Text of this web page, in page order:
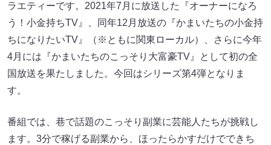
ラエティーです。2021年7月に放送した『オーナーになろ
う！小金持ちTV』、同年12月放送の『かまいたちの小金持
ちになりたいTV』（※ともに関東ローカル）、さらに今年
4月には『かまいたちのこっそり大富豪TV』として初の全
国放送を果たしました。今回はシリーズ第4弾となりま
す。
番組では、巷で話題のこっそり副業に芸能人たちが挑戦し
ます。3分で稼げる副業から、ほったらかすだけでできち